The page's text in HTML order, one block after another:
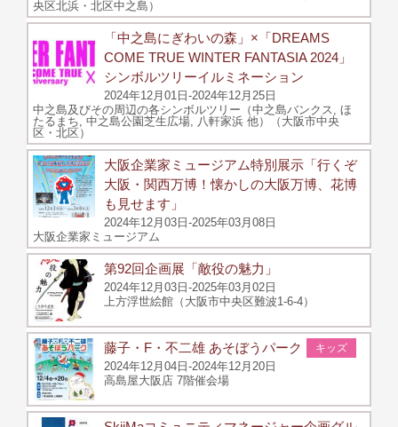
央区北浜・北区中之島）
「中之島にぎわいの森」×「DREAMS
COME TRUE WINTER FANTASIA 2024」
シンボルツリーイルミネーション
2024年12月01日-2024年12月25日
中之島及びその周辺の各シンボルツリー（中之島バンクス, ほ
たるまち, 中之島公園芝生広場, 八軒家浜 他）（大阪市中央
区・北区）
大阪企業家ミュージアム特別展示「行くぞ
大阪・関西万博！懐かしの大阪万博、花博
も見せます」
2024年12月03日-2025年03月08日
大阪企業家ミュージアム
第92回企画展「敵役の魅力」
2024年12月03日-2025年03月02日
上方浮世絵館（大阪市中央区難波1-6-4）
キッズ
藤子・F・不二雄 あそぼうパーク
2024年12月04日-2024年12月20日
高島屋大阪店 7階催会場